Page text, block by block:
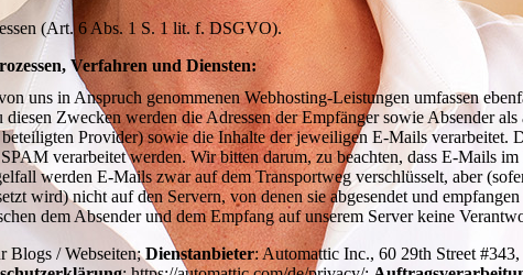
(Art. 6 Abs. 1 S. 1 lit. f. DSGVO).
Verfahren und Diensten:
uns in Anspruch genommenen Webhosting-Leistungen umfassen
Zwecken werden die Adressen der Empfänger sowie Absender
Provider) sowie die Inhalte der jeweiligen E-Mails verarbeitet.
verarbeitet werden. Wir bitten darum, zu beachten, dass E-Mails
werden E-Mails zwar auf dem Transportweg verschlüsselt, aber
wird) nicht auf den Servern, von denen sie abgesendet und
dem Absender und dem Empfang auf unserem Server keine
Blogs / Webseiten;Dienstanbieter: Automattic Inc., 60 29th Street